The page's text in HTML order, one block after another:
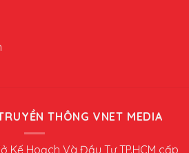
THÔNG VNET MEDIA
Kế Hoạch Và Đầu Tư TP.HCM cấp